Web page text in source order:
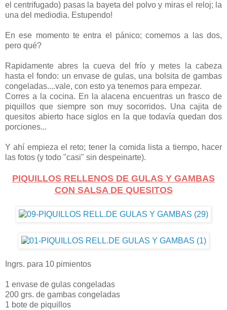
el centrifugado) pasas la bayeta del polvo y miras el reloj; la
una del mediodia. Estupendo!
En ese momento te entra el pánico; comemos a las dos,
pero qué?
Rapidamente abres la cueva del frío y metes la cabeza
hasta el fondo: un envase de gulas, una bolsita de gambas
congeladas....vale, con esto ya tenemos para empezar.
Corres a la cocina. En la alacena encuentras un frasco de
piquillos que siempre son muy socorridos. Una cajita de
quesitos abierto hace siglos en la que todavía quedan dos
porciones...
Y ahí empieza el reto; tener la comida lista a tiempo, hacer
las fotos (y todo "casi" sin despeinarte).
PIQUILLOS RELLENOS DE GULAS Y GAMBAS
CON SALSA DE QUESITOS
Ingrs. para 10 pimientos
1 envase de gulas congeladas
200 grs. de gambas congeladas
1 bote de piquillos